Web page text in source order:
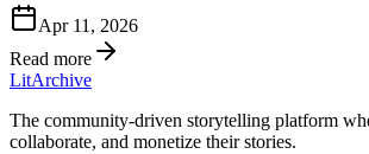
Apr 11, 2026
Read more
LitArchive
The community-driven storytelling platform
collaborate, and monetize their stories.